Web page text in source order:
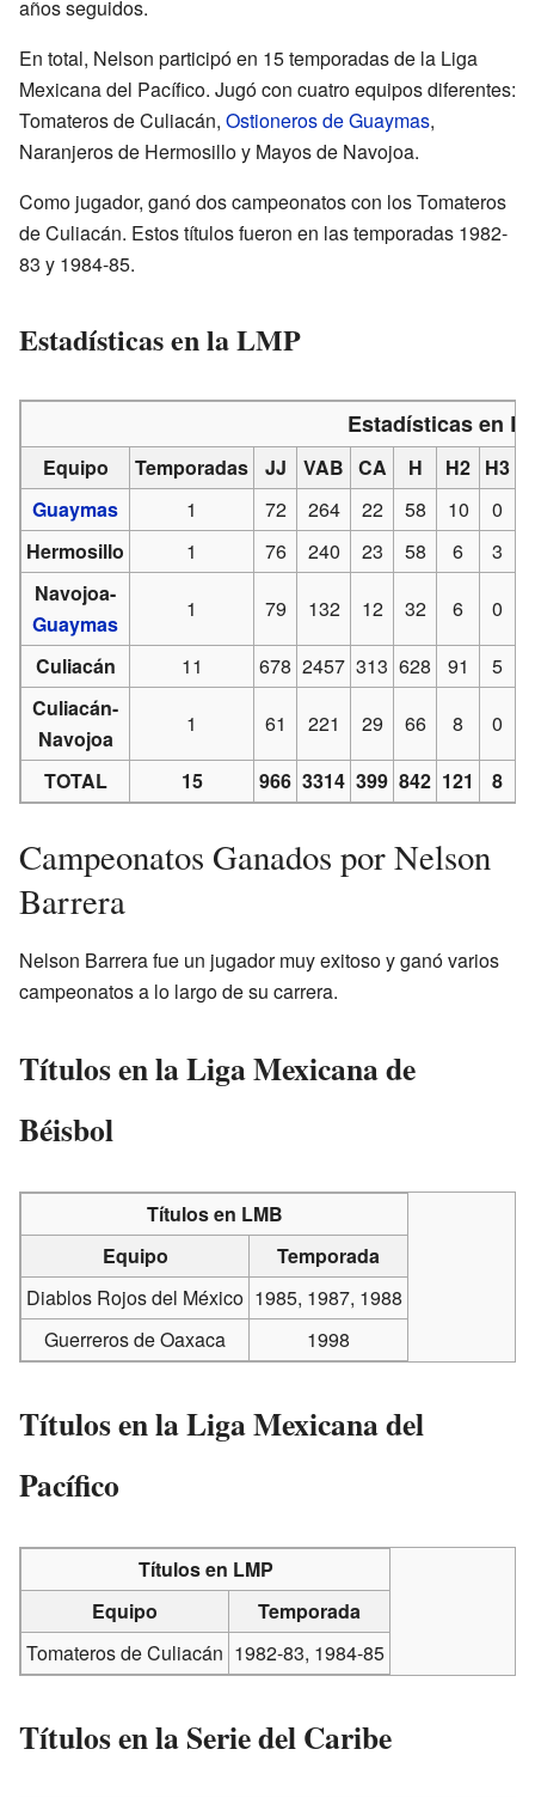
años seguidos.
En total, Nelson participó en 15 temporadas de la Liga
Mexicana del Pacífico. Jugó con cuatro equipos diferentes:
Tomateros de Culiacán, Ostioneros de Guaymas,
Naranjeros de Hermosillo y Mayos de Navojoa.
Como jugador, ganó dos campeonatos con los Tomateros
de Culiacán. Estos títulos fueron en las temporadas 1982-
83 y 1984-85.
Estadísticas en la LMP
Estadísticas en
Equipo Temporadas JJ VAB CA H H2 H3
Guaymas
1 72 264 22 58 10 0
Hermosillo
1 76 240 23 58 6 3
Navojoa-
Guaymas
1 79 132 12 32 6 0
Culiacán 11 678 2457 313 628 91 5
Culiacán-
Navojoa
1 61 221 29 66 8 0
TOTAL 15 966 3314 399 842 121 8
Campeonatos Ganados por Nelson
Barrera
Nelson Barrera fue un jugador muy exitoso y ganó varios
campeonatos a lo largo de su carrera.
Títulos en la Liga Mexicana de
Béisbol
Títulos en LMB
Equipo
Temporada
Diablos Rojos del México 1985, 1987, 1988
Guerreros de Oaxaca
1998
Títulos en la Liga Mexicana del
Pacífico
Títulos en LMP
Equipo
Temporada
Tomateros de Culiacán 1982-83, 1984-85
Títulos en la Serie del Caribe